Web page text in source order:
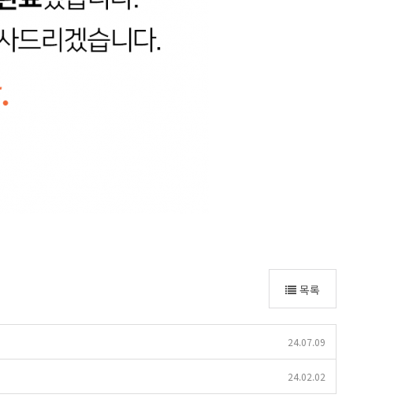
목록
24.07.09
24.02.02